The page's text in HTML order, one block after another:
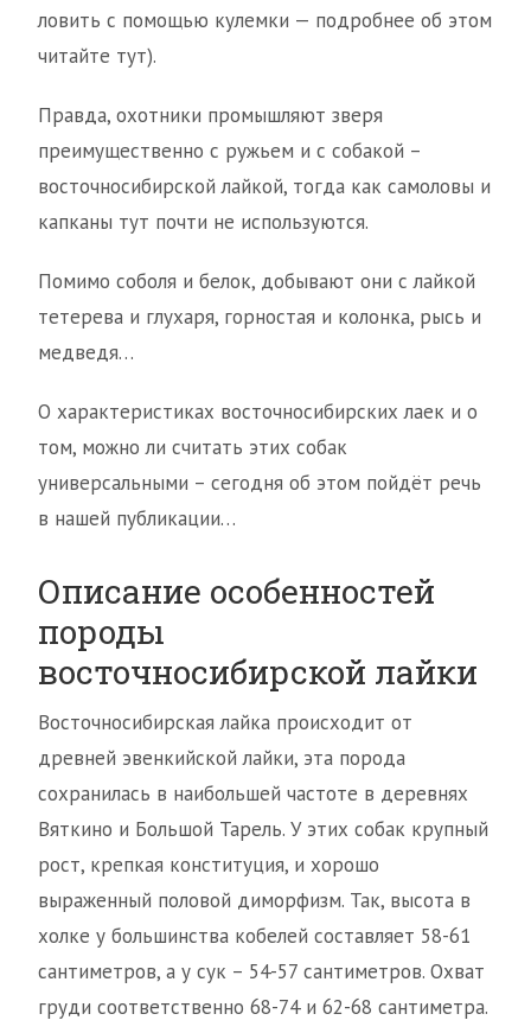
ловить с помощью кулемки — подробнее об этом
читайте тут).
Правда, охотники промышляют зверя
преимущественно с ружьем и с собакой –
восточносибирской лайкой, тогда как самоловы и
капканы тут почти не используются.
Помимо соболя и белок, добывают они с лайкой
тетерева и глухаря, горностая и колонка, рысь и
медведя…
О характеристиках восточносибирских лаек и о
том, можно ли считать этих собак
универсальными – сегодня об этом пойдёт речь
в нашей публикации…
Описание особенностей
породы
восточносибирской лайки
Восточносибирская лайка происходит от
древней эвенкийской лайки, эта порода
сохранилась в наибольшей частоте в деревнях
Вяткино и Большой Тарель. У этих собак крупный
рост, крепкая конституция, и хорошо
выраженный половой диморфизм. Так, высота в
холке у большинства кобелей составляет 58-61
сантиметров, а у сук – 54-57 сантиметров. Охват
груди соответственно 68-74 и 62-68 сантиметра.